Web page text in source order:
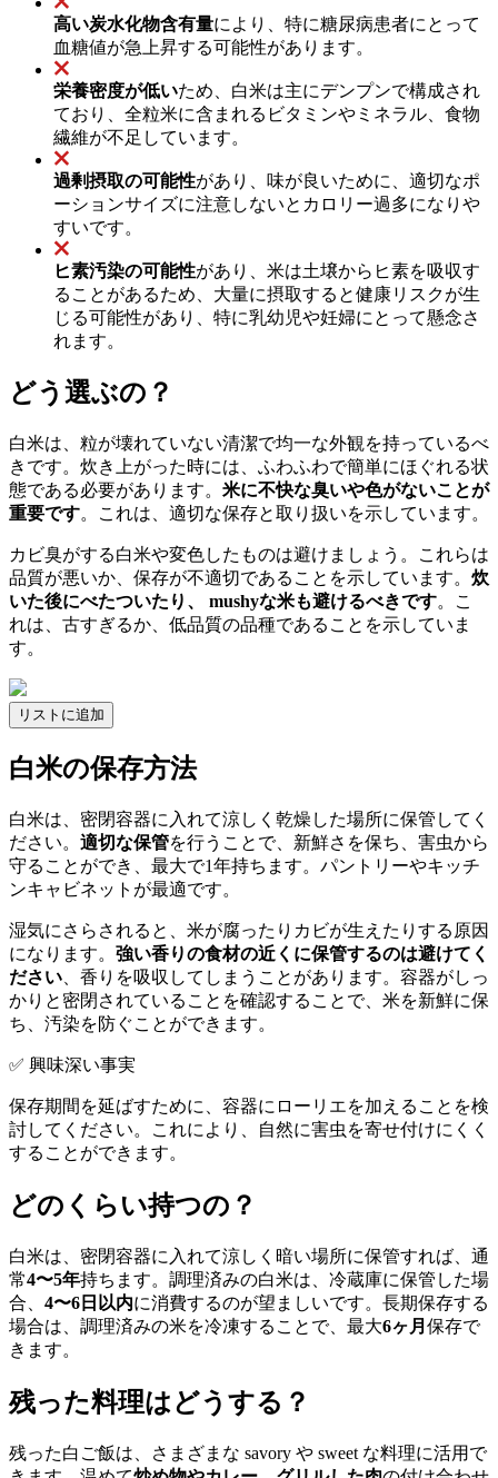
高い炭水化物含有量により、特に糖尿病患者にとって
血糖値が急上昇する可能性があります。
栄養密度が低いため、白米は主にデンプンで構成され
ており、全粒米に含まれるビタミンやミネラル、食物
繊維が不足しています。
過剰摂取の可能性があり、味が良いために、適切なポ
ーションサイズに注意しないとカロリー過多になりや
すいです。
ヒ素汚染の可能性があり、米は土壌からヒ素を吸収す
ることがあるため、大量に摂取すると健康リスクが生
じる可能性があり、特に乳幼児や妊婦にとって懸念さ
れます。
どう選ぶの？
白米は、粒が壊れていない清潔で均一な外観を持っているべ
きです。炊き上がった時には、ふわふわで簡単にほぐれる状
態である必要があります。 米に不快な臭いや色がないことが
重要です。これは、適切な保存と取り扱いを示しています。
カビ臭がする白米や変色したものは避けましょう。これらは
品質が悪いか、保存が不適切であることを示しています。 炊
いた後にべたついたり、 mushyな米も避けるべきです。こ
れは、古すぎるか、低品質の品種であることを示していま
す。
リストに追加
白米の保存方法
白米は、密閉容器に入れて涼しく乾燥した場所に保管してく
ださい。 適切な保管を行うことで、新鮮さを保ち、害虫から
守ることができ、最大で1年持ちます。パントリーやキッチ
ンキャビネットが最適です。
湿気にさらされると、米が腐ったりカビが生えたりする原因
になります。 強い香りの食材の近くに保管するのは避けてく
ださい 、香りを吸収してしまうことがあります。容器がしっ
かりと密閉されていることを確認することで、米を新鮮に保
ち、汚染を防ぐことができます。
✅ 興味深い事実
保存期間を延ばすために、容器にローリエを加えることを検
討してください。これにより、自然に害虫を寄せ付けにくく
することができます。
どのくらい持つの？
白米は、密閉容器に入れて涼しく暗い場所に保管すれば、通
常4〜5年持ちます。調理済みの白米は、冷蔵庫に保管した場
合、 4〜6日以内に消費するのが望ましいです。長期保存する
場合は、調理済みの米を冷凍することで、最大6ヶ月 保存で
きます。
残った料理はどうする？
残った白ご飯は、さまざまな savory や sweet な料理に活用で